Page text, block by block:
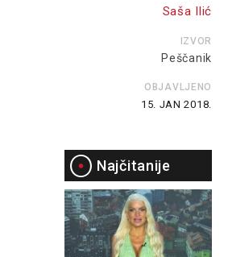
Saša Ilić
IZVOR
Peščanik
OBJAVLJENO
15. JAN 2018.
Najčitanije